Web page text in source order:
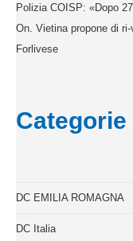
Polizia COISP: «Dopo
On. Vietina propone di
Forlivese
DC EMILIA ROMAGNA
DC Italia